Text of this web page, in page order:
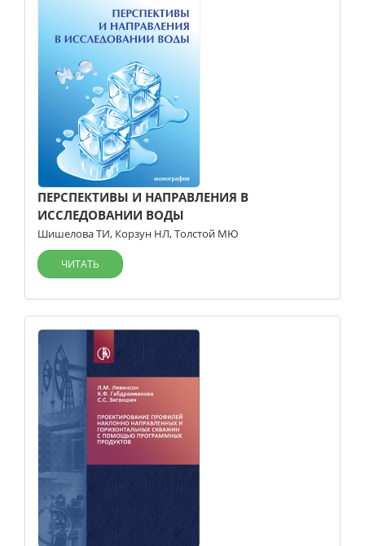
ПЕРСПЕКТИВЫ И НАПРАВЛЕНИЯ В
ИССЛЕДОВАНИИ ВОДЫ
Шишелова ТИ, Корзун НЛ,Толстой МЮ
ЧИТАТЬ